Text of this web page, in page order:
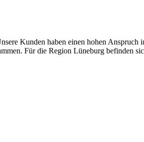
Kunden haben einen hohen
Für die Region Lüneburg befinden